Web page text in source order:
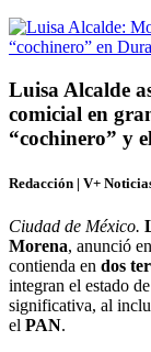
Luisa Alcalde
comicial en
“cochinero” y
Redacción | V+
Ciudad de México.
Morena, anunció
contienda en dos
integran el estado de
significativa, al
el PAN.